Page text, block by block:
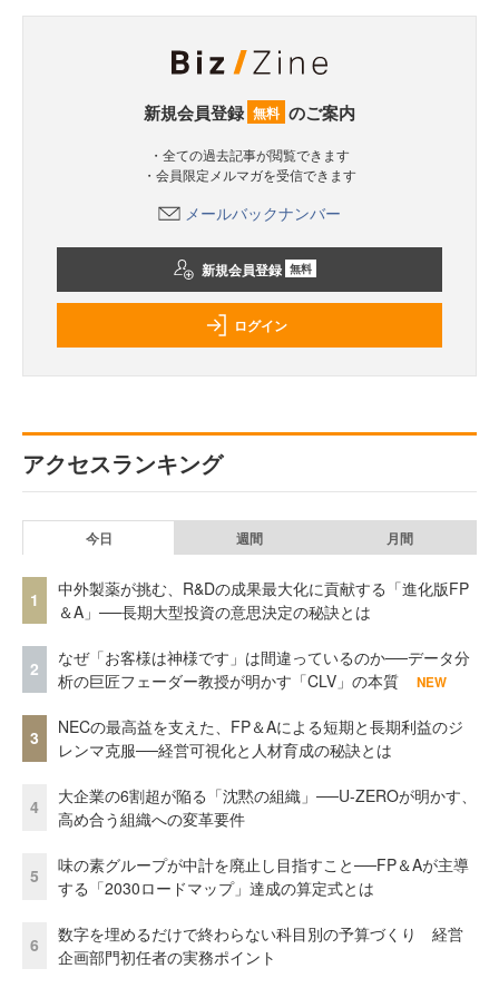
新規会員登録 無料 のご案内
・全ての過去記事が閲覧できます
・会員限定メルマガを受信できます
メールバックナンバー
新規会員登録 無料
ログイン
アクセスランキング
今日 週間 月間
1
中外製薬が挑む、R&Dの成果最大化に貢献する「進化版FP
＆A」──長期大型投資の意思決定の秘訣とは
2
なぜ「お客様は神様です」は間違っているのか──データ分
析の巨匠フェーダー教授が明かす「CLV」の本質
NEW
3
NECの最高益を支えた、FP＆Aによる短期と長期利益のジ
レンマ克服──経営可視化と人材育成の秘訣とは
4
大企業の6割超が陥る「沈黙の組織」──U-ZEROが明かす、
高め合う組織への変革要件
5
味の素グループが中計を廃止し目指すこと──FP＆Aが主導
する「2030ロードマップ」達成の算定式とは
6
数字を埋めるだけで終わらない科目別の予算づくり 経営
企画部門初任者の実務ポイント